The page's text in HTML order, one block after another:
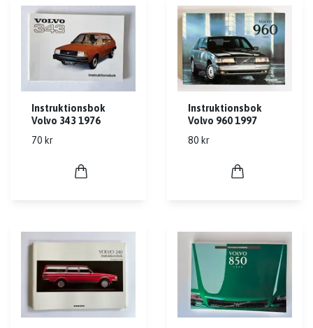
Instruktionsbok
Volvo 343 1976
70 kr
Instruktionsbok
Volvo 960 1997
80 kr